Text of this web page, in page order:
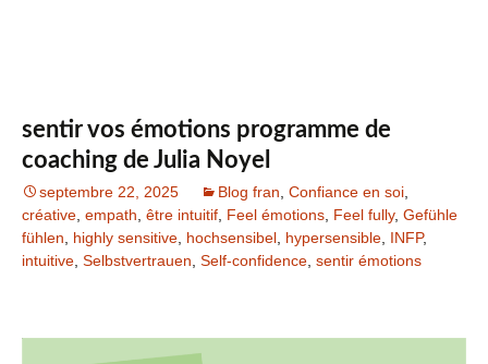
sentir vos émotions programme de
coaching de Julia Noyel
septembre 22, 2025 Blog fran Confiance en soi
créative empath être intuitif Feel émotions Feel fully, Gefühle
fühlen
highly sensitive hochsensibel hypersensible INFP,
intuitive Selbstvertrauen Self-confidence sentir émotions